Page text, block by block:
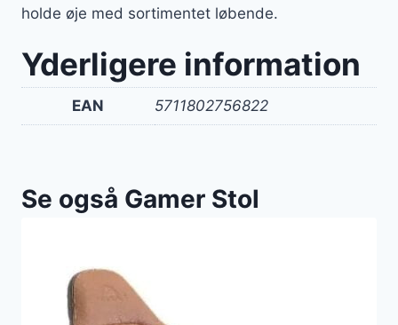
holde øje med sortimentet løbende.
Yderligere information
EAN 5711802756822
Se også Gamer Stol